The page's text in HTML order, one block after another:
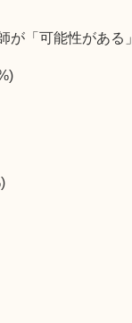
が「可能性がある